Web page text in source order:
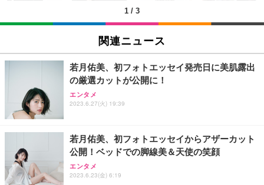
SIHOO B100 オフィスチェア／デスクチェア メッシ
ュチェア 人間工学 疲れない ブラック
￥27,999
Sezlife オフィスチェア デスクチェア 疲れない テレ
ワーク チェア 強化バックレスト 30度ロッキング機
能 人間工学 椅子 腰サポート 90度跳ね上げ式アーム
務用 おしゃれ パソコンチェア (ブラック)
Sezlife オフィスチェア デスクチェア 疲れない テレ
ワーク チェア 強化バックレスト 30度ロッキング機
能 人間工学 椅子 腰サポート 90度跳ね上げ式アーム
EIZO ビジネス向けプレミアムモニター | FlexScan
￥109,572
【純正品】27"ゲーミングモニター DualSense 充電
フック付き（CFI-ZDM1J）
【整備済み品】Dell E2724HS 27インチ 液晶モニタ
ー フルHD（1920×1080）VA 非光沢 HDMI/DisplayP
ort/VGA スピーカー内蔵 高さ調整 スイベル VESA対
Amazonベーシック ペットシーツ 厚型 ワイド 42枚
x2袋(84枚) ホワイト(吸収面:ライトブルー)
￥3,234
ネオ・ルーライフ ネオ・オムツ L 中型犬用 26枚入
り 単品
Smart Basic(スマートベーシック) 【Amazon.co.jp
限定】 Smart Basic アイリスオーヤマ ペットシーツ
超厚型 お徳用 ワイド 100枚入 (x 1) (ケース販売)
1 / 3
関連ニュース
若月佑美、初フォトエッセイ発売日に美肌露出
の厳選カットが公開に！
エンタメ
2023.6.27(火) 19:39
若月佑美、初フォトエッセイからアザーカット
公開！ベッドでの脚線美＆天使の笑顔
エンタメ
2023.6.23(金) 6:19